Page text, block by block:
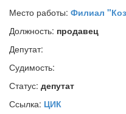
Место работы: Филиал
Должность: продавец
Депутат:
Судимость:
Статус: депутат
Ссылка: ЦИК